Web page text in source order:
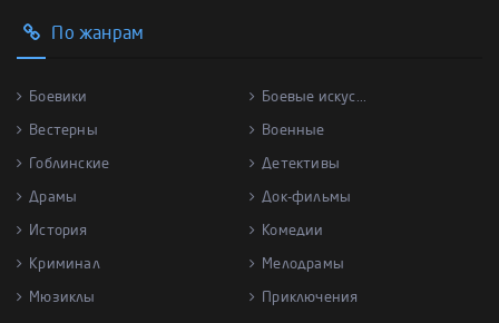
По жанрам
Боевики Боевые искус...
Вестерны Военные
Гоблинские Детективы
Драмы Док-фильмы
История Комедии
Криминал Мелодрамы
Мюзиклы Приключения